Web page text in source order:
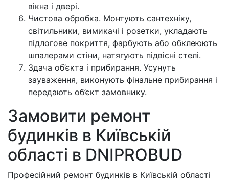
вікна і двері.
Чистова обробка. Монтують сантехніку,
світильники, вимикачі і розетки, укладають
підлогове покриття, фарбують або обклеюють
шпалерами стіни, натягують підвісні стелі.
Здача об’єкта і прибирання. Усунуть
зауваження, виконують фінальне прибирання і
передають об’єкт замовнику.
Замовити ремонт
будинків в Київській
області в DNIPROBUD
Професійний ремонт будинків в Київській області